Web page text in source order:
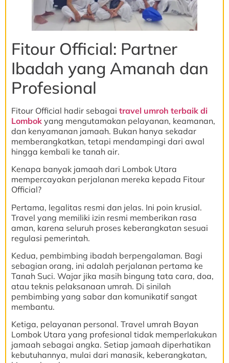
Fitour Official: Partner
Ibadah yang Amanah dan
Profesional
Fitour Official hadir sebagai travel umroh terbaik di
Lombok yang mengutamakan pelayanan, keamanan,
dan kenyamanan jamaah. Bukan hanya sekadar
memberangkatkan, tetapi mendampingi dari awal
hingga kembali ke tanah air.
Kenapa banyak jamaah dari Lombok Utara
mempercayakan perjalanan mereka kepada Fitour
Official?
Pertama, legalitas resmi dan jelas. Ini poin krusial.
Travel yang memiliki izin resmi memberikan rasa
aman, karena seluruh proses keberangkatan sesuai
regulasi pemerintah.
Kedua, pembimbing ibadah berpengalaman. Bagi
sebagian orang, ini adalah perjalanan pertama ke
Tanah Suci. Wajar jika masih bingung tata cara, doa,
atau teknis pelaksanaan umrah. Di sinilah
pembimbing yang sabar dan komunikatif sangat
membantu.
Ketiga, pelayanan personal. Travel umrah Bayan
Lombok Utara yang profesional tidak memperlakukan
jamaah sebagai angka. Setiap jamaah diperhatikan
kebutuhannya, mulai dari manasik, keberangkatan,